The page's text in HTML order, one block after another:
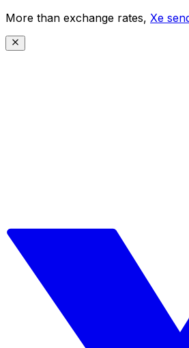
More than exchange rates, Xe